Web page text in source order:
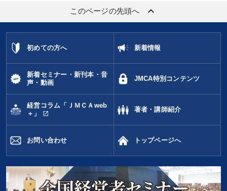
このページの先頭へ keyboard_arrow_up
初めての方へ 新着情報
新着セミナー・新刊本・音
声・動画
JMCA特別コンテンツ
経営コラム「ＪＭＣＡweb
＋」
open_in_new
著者・講師紹介
お問い合わせ トップページへ